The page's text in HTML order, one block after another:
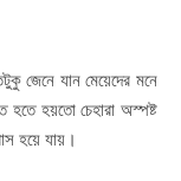
জেনে যান মেয়েদের মনে
হতে হয়তো চেহারা অস্পষ্ট
হয়ে যায়।